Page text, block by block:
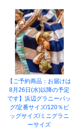
【ご予約商品：お届けは
8月26日(水)以降の予定
です】浜辺グラニーバッ
グ/定番サイズ/120％ビ
ッグサイズ/ミニグラニ
ーサイズ